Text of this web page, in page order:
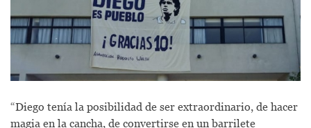
“Diego tenía la posibilidad de ser extraordinario, de hacer
magia en la cancha, de convertirse en un barrilete